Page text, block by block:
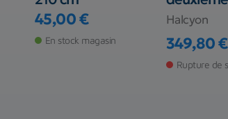
Prix
45,00 €
En stock magasin
Halcyon
Prix
349,80 €
Rupture de